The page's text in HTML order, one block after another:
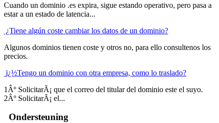
Cuando un dominio .es expira, sigue estando operativo, pero pasa a
estar a un estado de latencia...
¿Tiene algún coste cambiar los datos de un dominio?
Algunos dominios tienen coste y otros no, para ello consultenos los
precios.
ï¿½Tengo un dominio con otra empresa, como lo traslado?
1Âº SolicitarÃ¡ que el correo del titular del dominio este el suyo.
2Âº SolicitarÃ¡ el...
Ondersteuning